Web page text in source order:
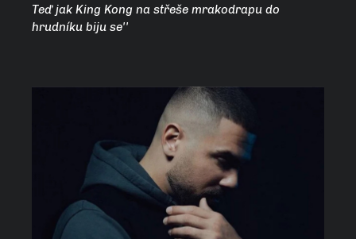
Teď jak King Kong na střeše mrakodrapu do
hrudníku biju se''